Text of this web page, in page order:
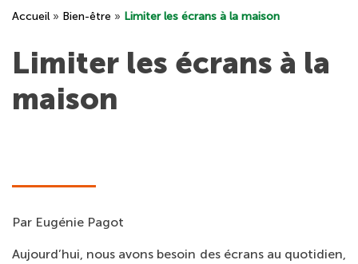
Accueil » Bien-être » Limiter les écrans à la maison
Limiter les écrans à la
maison
Par Eugénie Pagot
Aujourd’hui, nous avons besoin des écrans au quotidien,